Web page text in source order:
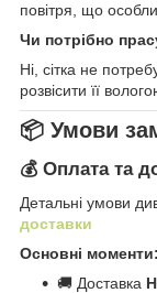
повітря, що
Чи потрібно
Ні, сітка не
розвісити її
📦 Умови
💰 Оплата та
Детальні умови
доставки
Основні моменти:
🚚 Доставка